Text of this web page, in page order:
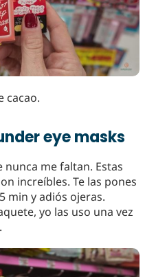
cacao.
eye masks
me faltan. Estas
increíbles. Te las pones
min y adiós ojeras.
yo las uso una vez